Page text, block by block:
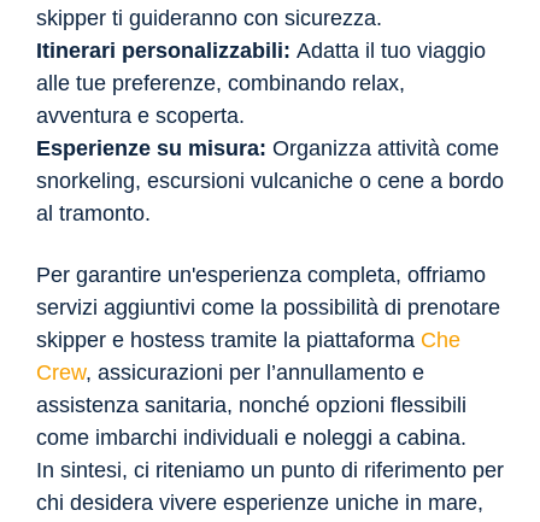
skipper ti guideranno con sicurezza.
Itinerari personalizzabili: Adatta il tuo viaggio
alle tue preferenze, combinando relax,
avventura e scoperta.
Esperienze su misura: Organizza attività come
snorkeling, escursioni vulcaniche o cene a bordo
al tramonto.
Per garantire un'esperienza completa, offriamo
servizi aggiuntivi come la possibilità di prenotare
skipper e hostess tramite la piattaforma Che
Crew, assicurazioni per l’annullamento e
assistenza sanitaria, nonché opzioni flessibili
come imbarchi individuali e noleggi a cabina.
In sintesi, ci riteniamo un punto di riferimento per
chi desidera vivere esperienze uniche in mare,